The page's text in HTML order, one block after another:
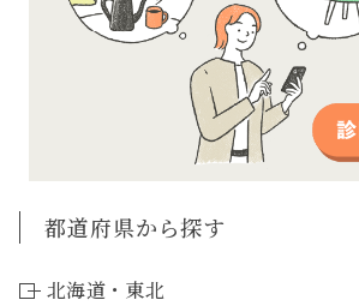
都道府県から探す
北海道・東北